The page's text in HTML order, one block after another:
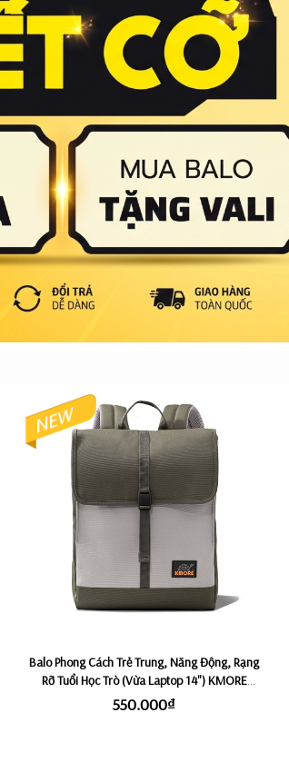
Balo Phong Cách Trẻ Trung, Năng Động, Rạng
Rỡ Tuổi Học Trò (Vừa Laptop 14") KMORE
VIOLET - Satallite/Olive
550.000₫